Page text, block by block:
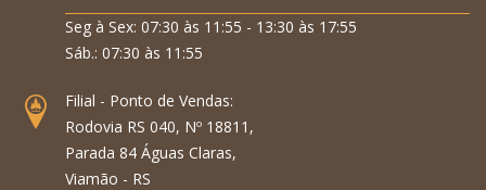
Seg à Sex: 07:30 às 11:55 - 13:30 às 17:55
Sáb.: 07:30 às 11:55
Filial - Ponto de Vendas:
Rodovia RS 040, Nº 18811,
Parada 84 Águas Claras,
Viamão - RS